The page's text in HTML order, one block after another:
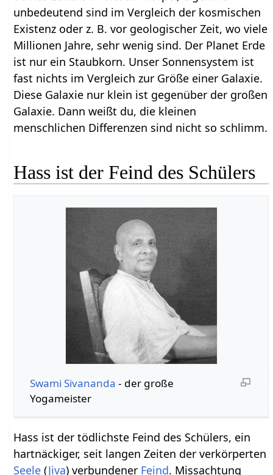
unbedeutend sind im Vergleich der kosmischen
Existenz oder z. B. vor geologischer Zeit, wo viele
Millionen Jahre, sehr wenig sind. Der Planet Erde
ist nur ein Staubkorn. Unser Sonnensystem ist
fast nichts im Vergleich zur Größe einer Galaxie.
Diese Galaxie nur klein ist gegenüber der großen
Galaxie. Dann weißt du, die kleinen
menschlichen Differenzen sind nicht so schlimm.
Hass ist der Feind des Schülers
Swami Sivananda - der große
Yogameister
Hass ist der tödlichste Feind des Schülers, ein
hartnäckiger, seit langen Zeiten der verkörperten
Seele (Jiva) verbundener Feind. Missachtung